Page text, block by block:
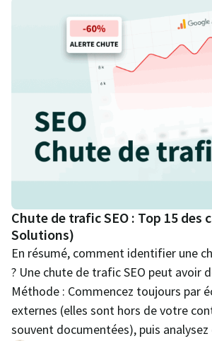
Chute de trafic SEO : Top 15 des
Solutions)
En résumé, comment identifier une
? Une chute de trafic SEO peut avoir
Méthode : Commencez toujours par
externes (elles sont hors de votre
souvent documentées), puis analysez